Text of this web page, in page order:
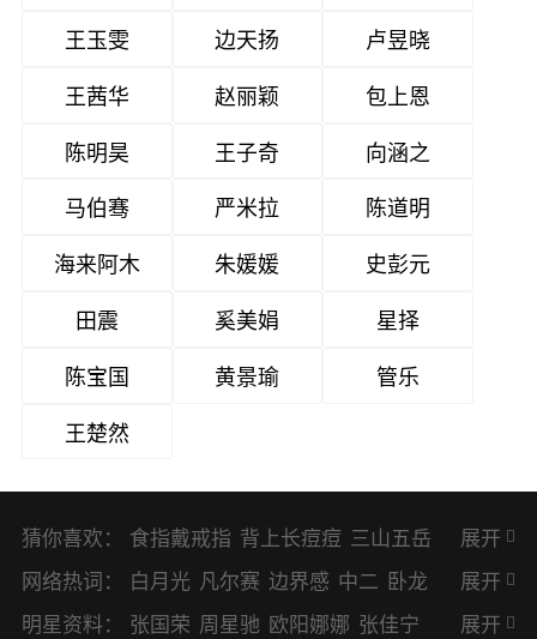
王玉雯
边天扬
卢昱晓
王茜华
赵丽颖
包上恩
陈明昊
王子奇
向涵之
马伯骞
严米拉
陈道明
海来阿木
朱媛媛
史彭元
田震
奚美娟
星择
陈宝国
黄景瑜
管乐
王楚然
猜你喜欢： 食指戴戒指 背上长痘痘 三山五岳
避暑胜地
展开
网络热词：
白月光 凡尔赛 边界感 中二 卧龙
凤雏 二次元 KPI EMO CP BUG
展开
明星资料：
张国荣 周星驰 欧阳娜娜 张佳宁 展开